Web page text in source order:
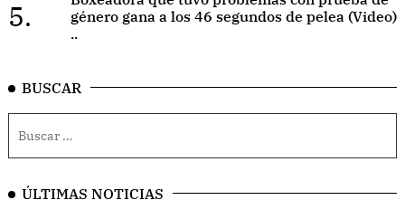
5.
género gana a los 46 segundos de pelea (Video)
..
BUSCAR
ÚLTIMAS NOTICIAS